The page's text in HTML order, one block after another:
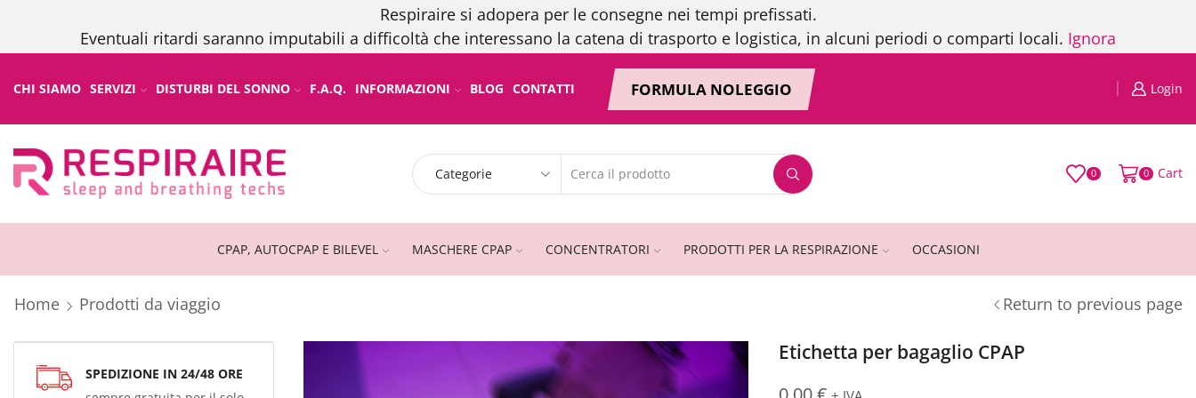
Respiraire si adopera per le consegne nei tempi prefissati.
Eventuali ritardi saranno imputabili a difficoltà che interessano la catena di trasporto e logistica, in alcuni periodi o comparti locali. Ignora
CHI SIAMO SERVIZI DISTURBI DEL SONNO F.A.Q. INFORMAZIONI BLOG CONTATTI FORMULA NOLEGGIO Login
0 0 Cart
CPAP, AUTOCPAP E BILEVEL MASCHERE CPAP CONCENTRATORI PRODOTTI PER LA RESPIRAZIONE OCCASIONI
Home Prodotti da viaggio Return to previous page
SPEDIZIONE IN 24/48 ORE
Etichetta per bagaglio CPAP